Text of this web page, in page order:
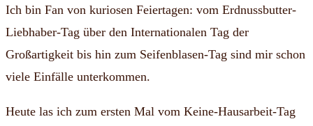
Ich bin Fan von kuriosen Feiertagen: vom Erdnussbutter-
Liebhaber-Tag über den Internationalen Tag der
Großartigkeit bis hin zum Seifenblasen-Tag sind mir schon
viele Einfälle unterkommen.
Heute las ich zum ersten Mal vom Keine-Hausarbeit-Tag